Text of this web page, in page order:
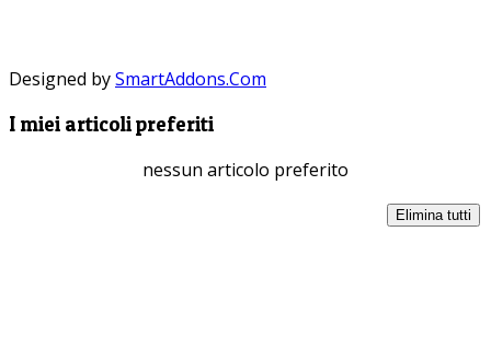
Designed bySmartAddons.Com
I miei articoli preferiti
nessun articolo preferito